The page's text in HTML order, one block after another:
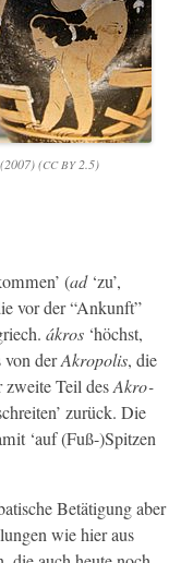
(CC BY2.5)
(ad‘zu’,
vor der “Ankun­ft”
ákros ‘höchst,
von derAkropo­lis, die
zweite Teil desAkro­
zurück. Die
‘auf (Fuß-)Spitzen
Betä­ti­gung aber
wie hier aus